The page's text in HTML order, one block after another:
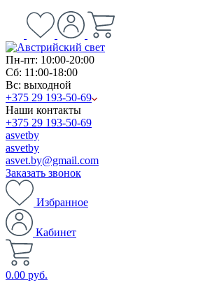
Пн-пт: 10:00-20:00
Сб: 11:00-18:00
Вс: выходной
+375 29 193-50-69
Наши контакты
+375 29 193-50-69
asvetby
asvetby
asvet.by@gmail.com
Заказать звонок
Избранное
Кабинет
0.00 руб.